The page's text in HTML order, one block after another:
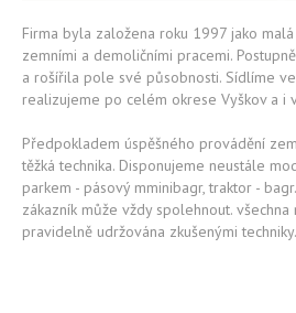
Ceník
Spolupráce
Kontakt
Firma byla založena roku 1997 jako
zemními a demoličními pracemi.
a rošířila pole své působnosti. Sídlíme
realizujeme po celém okrese Vyškov a i
Předpokladem úspěšného provádění
těžká technika. Disponujeme neustále
parkem - pásový mminibagr, traktor -
zákazník může vždy spolehnout. všechna
pravidelně udržována zkušenými techniky.